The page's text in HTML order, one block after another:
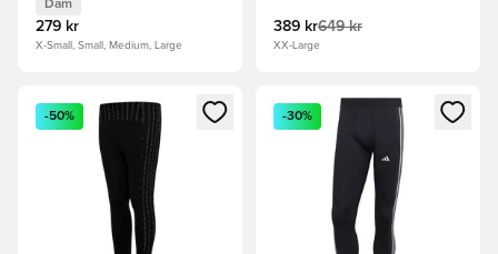
Dam
279 kr
X-Small, Small, Medium, Large
389 kr649 kr
XX-Large
Öppnar en Modal för att logga in eller registrera dig som
-50%
Öppnar en Modal för att
-30%